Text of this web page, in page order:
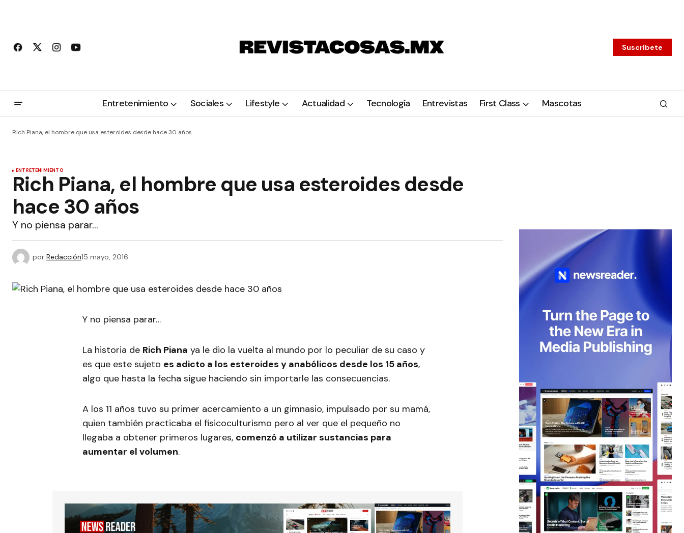
Suscríbete
Entretenimiento Sociales Lifestyle Actualidad Tecnología Entrevistas First Class Mascotas
Rich Piana, el hombre que usa esteroides desde hace 30 años
ENTRETENIMIENTO
Rich Piana, el hombre que usa esteroides desde
hace 30 años
Y no piensa parar…
por Redacción15 mayo, 2016
Y no piensa parar…
La historia de Rich Piana ya le dio la vuelta al mundo por lo peculiar de su caso y
es que este sujeto es adicto a los esteroides y anabólicos desde los 15 años,
algo que hasta la fecha sigue haciendo sin importarle las consecuencias.
A los 11 años tuvo su primer acercamiento a un gimnasio, impulsado por su mamá,
quien también practicaba el fisicoculturismo pero al ver que el pequeño no
llegaba a obtener primeros lugares, comenzó a utilizar sustancias para
aumentar el volumen.